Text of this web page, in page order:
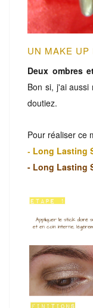
UN MAKE
Deux ombres
Bon si, j'ai
doutiez.
Pour réaliser ce
- Long Lasting
- Long Lasting